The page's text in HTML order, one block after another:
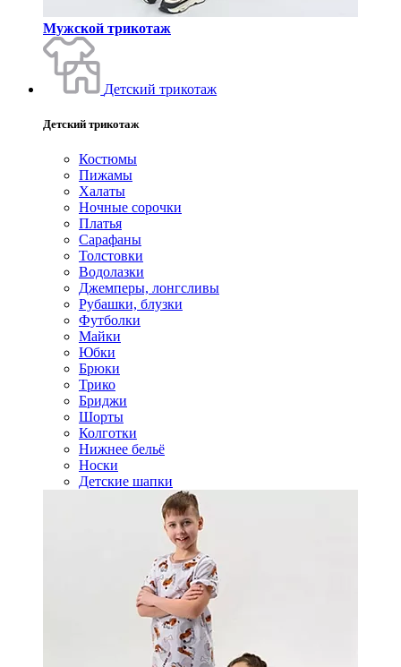
Мужской трикотаж
Детский трикотаж
Детский трикотаж
Костюмы
Пижамы
Халаты
Ночные сорочки
Платья
Сарафаны
Толстовки
Водолазки
Джемперы, лонгсливы
Рубашки, блузки
Футболки
Майки
Юбки
Брюки
Трико
Бриджи
Шорты
Колготки
Нижнее бельё
Носки
Детские шапки